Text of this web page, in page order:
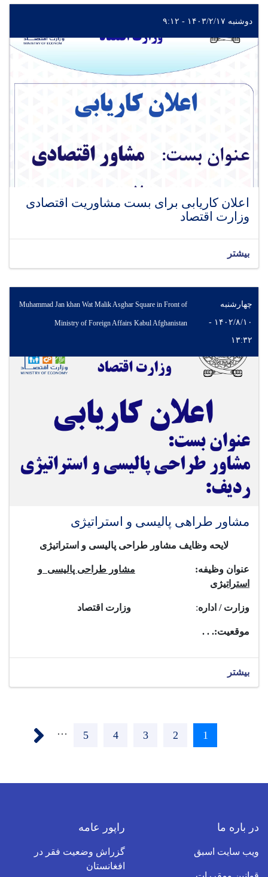
دوشنبه ۱۴۰۳/۲/۱۷ - ۹:۱۲
اعلان کاریابی برای بست مشاوریت اقتصادی
وزارت اقتصاد
بیشتر
چهارشنبه
۱۴۰۲/۸/۱۰ -
۱۳:۳۲
Muhammad Jan khan Wat Malik Asghar Square in Front of
Ministry of Foreign Affairs Kabul Afghanistan
مشاور طراهی پالیسی و استراتیژی
لایحه وظایف مشاور طراحی پالیسی و استراتیژی
عنوان وظیفه: مشاور طراحی پالیسی و
استراتیژی
وزارت / اداره: وزارت اقتصاد
موقعیت:. . .
بیشتر
Current
1
Page
2
Page
3
Page
4
Page
5
…
در باره ما
ویب سایت اسبق
راپور عامه
گزراش وضعیت فقر در
افغانستان